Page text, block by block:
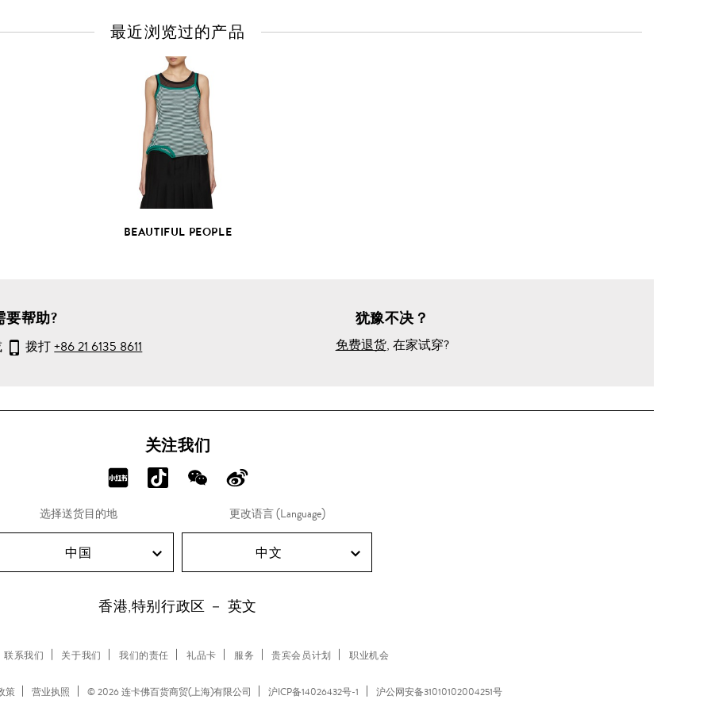
复
最近浏览过的产品
BEAUTIFUL PEOPLE
查
看
全
部
产
品
要帮助?
拨打+86 21 6135 8611
犹豫不决？
免费退货, 在家试穿?
关注我们
分
RED!
分
Douyin!
分
WeChat!
分
享
Weibo!
选择送货目的地
中国
更改语言 (Language)
中文
香港,特别行政区 － 英文
联系我们 关于我们 我们的责任 礼品卡 服务 贵宾会员计划 职业机会
策 营业执照 © 2026 连卡佛百货商贸(上海)有限公司 沪ICP备14026432号-1 沪公网安备31010102004251号